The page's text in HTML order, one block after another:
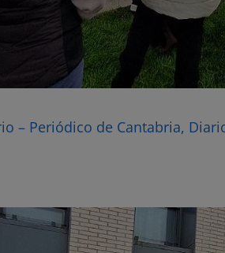
– Periódico de Cantabria,